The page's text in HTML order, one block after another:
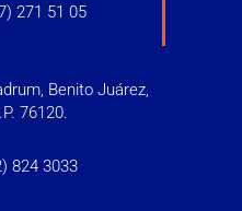
271 51 05
Benito Juárez,
76120.
824 3033